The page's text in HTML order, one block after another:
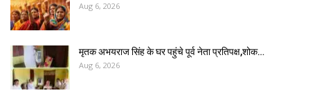
Aug 6, 2026
मृतक अभयराज सिंह के घर पहुंचे पूर्व नेता प्रतिपक्ष,शोक…
Aug 6, 2026